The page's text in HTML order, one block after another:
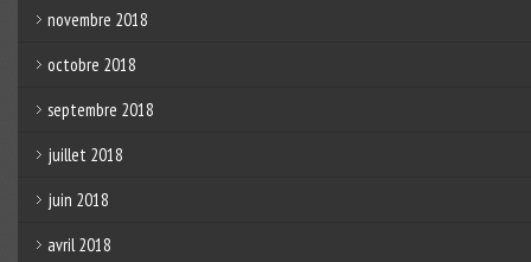
novembre 2018
octobre 2018
septembre 2018
juillet 2018
juin 2018
avril 2018